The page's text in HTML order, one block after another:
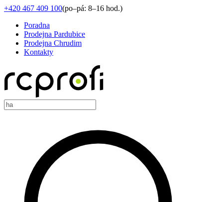
+420 467 409 100(po–pá: 8–16 hod.)
Poradna
Prodejna Pardubice
Prodejna Chrudim
Kontakty